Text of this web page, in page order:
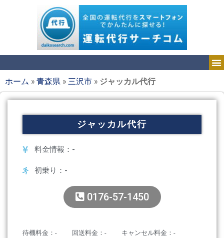
ホーム »青森県 » 三沢市 » ジャッカル代行
ジャッカル代行
料金情報：-
初乗り：-
0176-57-1450
待機料金：- 回送料金：- キャンセル料金：-